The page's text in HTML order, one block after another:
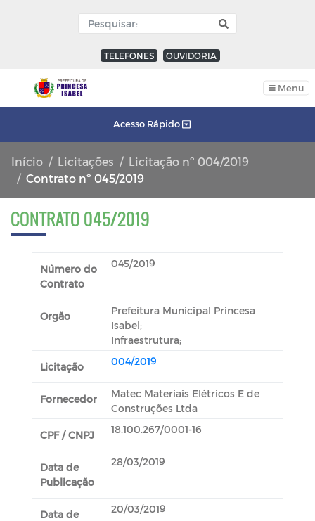
TELEFONES OUVIDORIA
Menu
Acesso Rápido
Início Licitações
Licitação nº 004/2019
Contrato nº 045/2019
CONTRATO 045/2019
Número do
Contrato
045/2019
Orgão
Prefeitura Municipal Princesa
Isabel;
Infraestrutura;
Licitação 004/2019
Fornecedor
Matec Materiais Elétricos E de
Construções Ltda
CPF / CNPJ 18.100.267/0001-16
Data de
Publicação
28/03/2019
Data de
20/03/2019